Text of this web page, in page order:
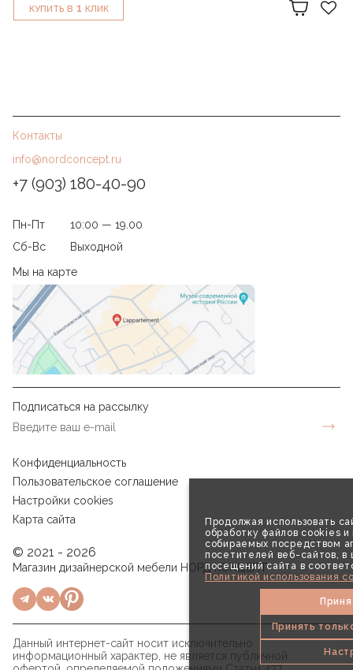
Продолжая использовать
обработку файлов cookies и
собираемых посредством
посетителей веб-сайтов, в
посещений сайта в
Политикой использования
Принять
КУПИТЬ В 1 КЛИК
Контакты
info@nordconcept.ru
+7 (903) 180-40-90
Пн-Пт
10:00 — 19.00
Сб-Вс
Выходной
Мы на карте
Подписаться на рассылку
Конфиденциальность
Пользовательское соглашение
Настройки cookies
Карта сайта
© 2021 - 2026
Магазин дизайнерской мебели НОРД КОНЦЕПТ
Данный интернет-сайт носит исключительно
информационный характер, не является публичной